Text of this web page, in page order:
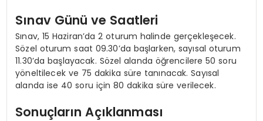
Sınav Günü ve Saatleri
Sınav, 15 Haziran’da 2 oturum halinde gerçekleşecek.
Sözel oturum saat 09.30’da başlarken, sayısal oturum
11.30’da başlayacak. Sözel alanda öğrencilere 50 soru
yöneltilecek ve 75 dakika süre tanınacak. Sayısal
alanda ise 40 soru için 80 dakika süre verilecek.
Sonuçların Açıklanması